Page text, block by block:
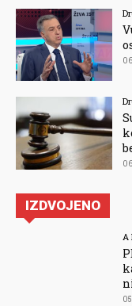
IZDVOJENO
A